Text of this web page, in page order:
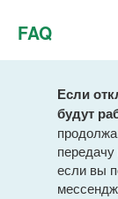
FAQ
Если
будут
если вы